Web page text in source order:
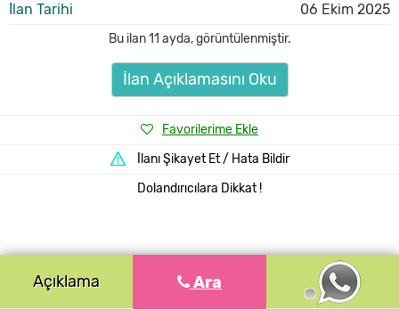
İlan Tarihi
06 Ekim 2025
Bu ilan11 ayda,görüntülenmiştir.
İlan Açıklamasını Oku
Favorilerime Ekle
İlanı Şikayet Et / Hata Bildir
Dolandırıcılara Dikkat !
Açıklama Ara